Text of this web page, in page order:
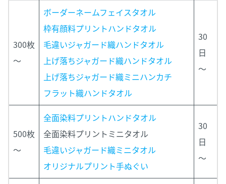
300枚
～
ボーダーネームフェイスタオル
枠有顔料プリントハンドタオル
毛違いジャガード織ハンドタオル
上げ落ちジャガード織ハンドタオル
上げ落ちジャガード織ミニハンカチ
フラット織ハンドタオル
30
日
～
500枚
～
全面染料プリントハンドタオル
全面染料プリントミニタオル
毛違いジャガード織ミニタオル
オリジナルプリント手ぬぐい
30
日
～